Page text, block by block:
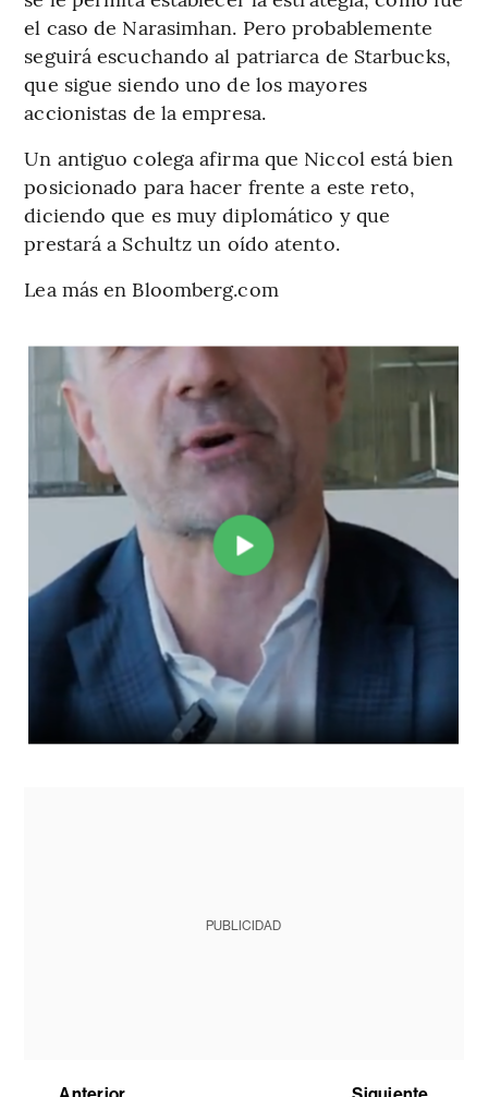
el caso de Narasimhan. Pero probablemente
seguirá escuchando al patriarca de Starbucks,
que sigue siendo uno de los mayores
accionistas de la empresa.
Un antiguo colega afirma que Niccol está bien
posicionado para hacer frente a este reto,
diciendo que es muy diplomático y que
prestará a Schultz un oído atento.
Lea más en Bloomberg.com
PUBLICIDAD